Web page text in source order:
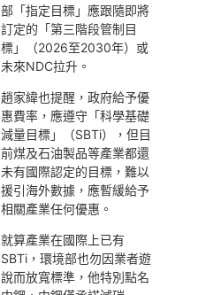
部「指定目標」應跟隨即將
訂定的「第三階段管制目
標」（2026至2030年）或
未來NDC拉升。
趙家緯也提醒，政府給予優
惠費率，應遵守「科學基礎
減量目標」（SBTi），但目
前煤及石油製品等產業都還
未有國際認定的目標，難以
援引海外數據，應暫緩給予
相關產業任何優惠。
就算產業在國際上已有
SBTi，環境部也勿因業者遊
說而放寬標準，他特別點名